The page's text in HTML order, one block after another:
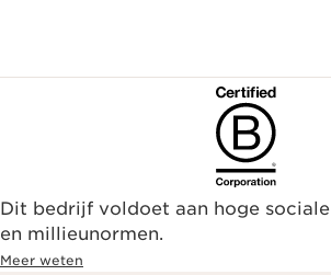
Dit bedrijf voldoet aan hoge sociale
en millieunormen.
Meer weten